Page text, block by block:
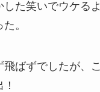
した笑いでウケる
。
飛ばずでしたが、